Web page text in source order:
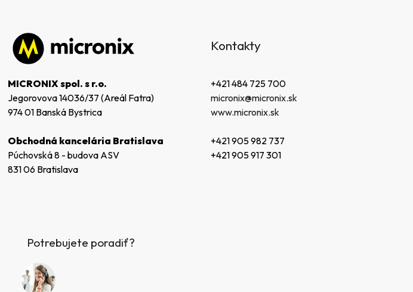
MICRONIX spol. s r.o.
Jegorovova 14036/37 (Areál Fatra)
974 01 Banská Bystrica
Obchodná kancelária Bratislava
Púchovská 8 - budova ASV
831 06 Bratislava
Kontakty
+421 484 725 700
micronix@micronix.sk
www.micronix.sk
+421 905 982 737
+421 905 917 301
Potrebujete poradiť?